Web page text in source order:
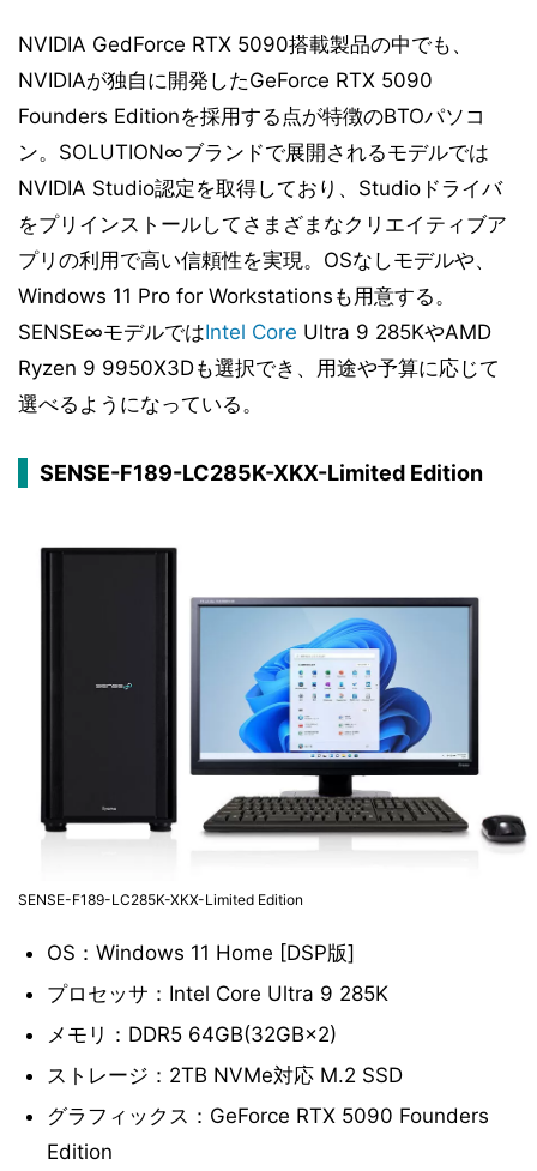
NVIDIA GedForce RTX 5090搭載製品の中でも、
NVIDIAが独自に開発したGeForce RTX 5090
Founders Editionを採用する点が特徴のBTOパソコ
ン。SOLUTION∞ブランドで展開されるモデルでは
NVIDIA Studio認定を取得しており、Studioドライバ
をプリインストールしてさまざまなクリエイティブア
プリの利用で高い信頼性を実現。OSなしモデルや、
Windows 11 Pro for Workstationsも用意する。
SENSE∞モデルではIntel Core Ultra 9 285KやAMD
Ryzen 9 9950X3Dも選択でき、用途や予算に応じて
選べるようになっている。
SENSE-F189-LC285K-XKX-Limited Edition
SENSE-F189-LC285K-XKX-Limited Edition
OS：Windows 11 Home [DSP版]
プロセッサ：Intel Core Ultra 9 285K
メモリ：DDR5 64GB(32GB×2)
ストレージ：2TB NVMe対応 M.2 SSD
グラフィックス：GeForce RTX 5090 Founders
Edition